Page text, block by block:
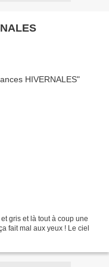
gris et là tout à coup une
fait mal aux yeux ! Le ciel